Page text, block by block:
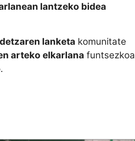
lantzeko bidea
lanketa komunitate
arteko elkarlana funtsezkoa